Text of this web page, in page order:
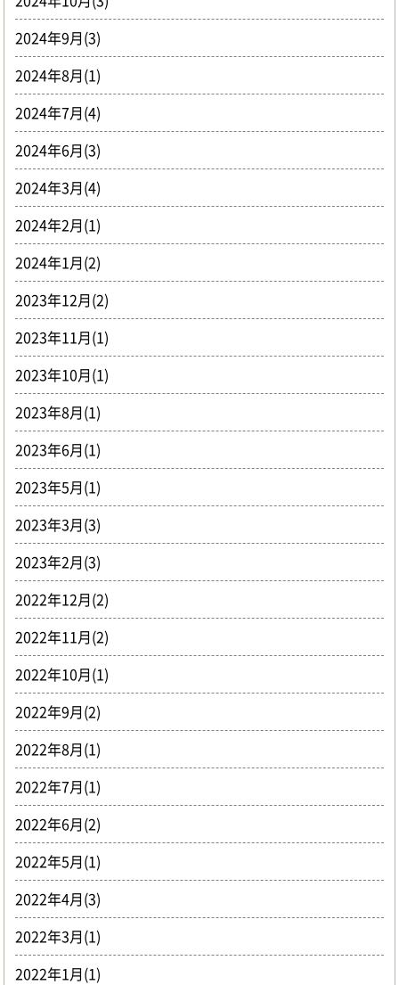
2024年9月(3)
2024年8月(1)
2024年7月(4)
2024年6月(3)
2024年3月(4)
2024年2月(1)
2024年1月(2)
2023年12月(2)
2023年11月(1)
2023年10月(1)
2023年8月(1)
2023年6月(1)
2023年5月(1)
2023年3月(3)
2023年2月(3)
2022年12月(2)
2022年11月(2)
2022年10月(1)
2022年9月(2)
2022年8月(1)
2022年7月(1)
2022年6月(2)
2022年5月(1)
2022年4月(3)
2022年3月(1)
2022年1月(1)